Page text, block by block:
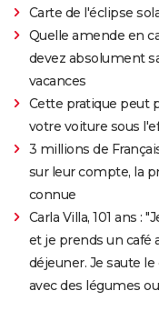
Carte de l'éclipse
Quelle amende en
devez absolument
vacances
Cette pratique peut
votre voiture sous
3 millions de
sur leur compte, la
connue
Carla Villa, 101 ans :
et je prends un café
déjeuner. Je saute
avec des légumes